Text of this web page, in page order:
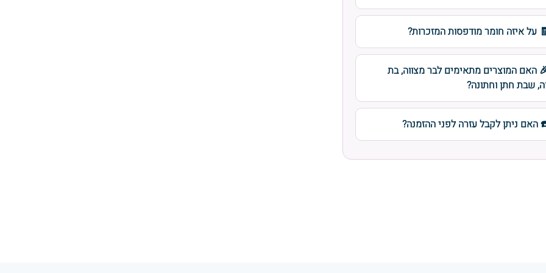
על איזה חומר מודפסות המזכרות?
האם המוצרים מתאימים לבר מצווה, בת
שבת חתן וחתונה?
האם ניתן לקבל עזרה לפני ההזמנה?